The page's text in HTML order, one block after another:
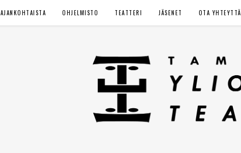
AJANKOHTAISTA OHJELMISTO TEATTERI JÄSENET OTA YHTEYTTÄ